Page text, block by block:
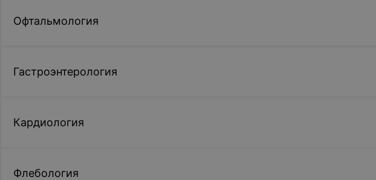
Офтальмология
Гастроэнтерология
Кардиология
Флебология